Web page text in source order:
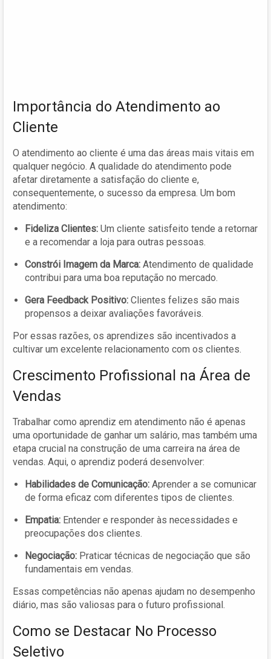
Importância do Atendimento ao
Cliente
O atendimento ao cliente é uma das áreas mais vitais em
qualquer negócio. A qualidade do atendimento pode
afetar diretamente a satisfação do cliente e,
consequentemente, o sucesso da empresa. Um bom
atendimento:
Fideliza Clientes: Um cliente satisfeito tende a retornar
e a recomendar a loja para outras pessoas.
Constrói Imagem da Marca: Atendimento de qualidade
contribui para uma boa reputação no mercado.
Gera Feedback Positivo: Clientes felizes são mais
propensos a deixar avaliações favoráveis.
Por essas razões, os aprendizes são incentivados a
cultivar um excelente relacionamento com os clientes.
Crescimento Profissional na Área de
Vendas
Trabalhar como aprendiz em atendimento não é apenas
uma oportunidade de ganhar um salário, mas também uma
etapa crucial na construção de uma carreira na área de
vendas. Aqui, o aprendiz poderá desenvolver:
Habilidades de Comunicação: Aprender a se comunicar
de forma eficaz com diferentes tipos de clientes.
Empatia: Entender e responder às necessidades e
preocupações dos clientes.
Negociação: Praticar técnicas de negociação que são
fundamentais em vendas.
Essas competências não apenas ajudam no desempenho
diário, mas são valiosas para o futuro profissional.
Como se Destacar No Processo
Seletivo